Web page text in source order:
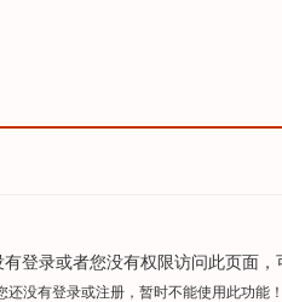
有登录或者您没有权限访问此页面
还没有登录或注册，暂时不能使用此功能